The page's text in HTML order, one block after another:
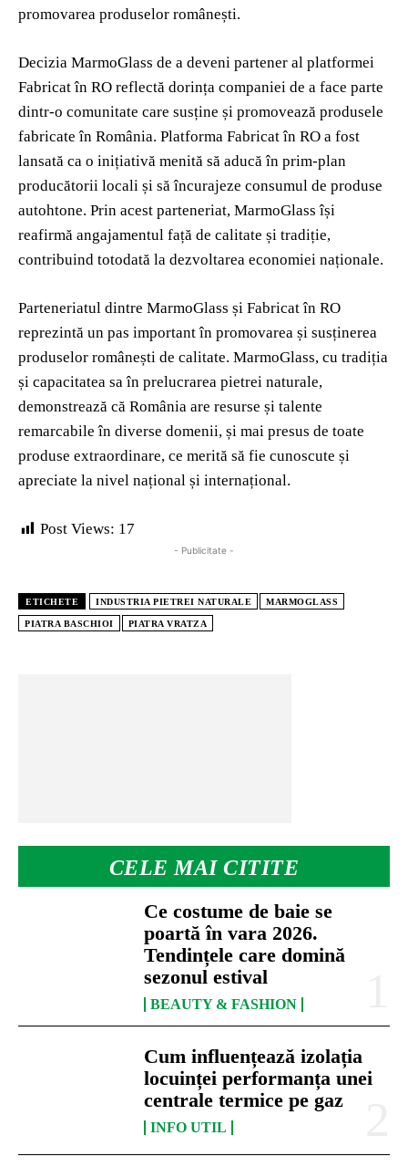
CELE MAI CITITE
Ce costume de baie se
poartă în vara 2026.
Tendințele care domină
sezonul estival
BEAUTY & FASHION
Cum influențează izolația
locuinței performanța unei
centrale termice pe gaz
INFO UTIL
promovarea produselor românești.
Decizia MarmoGlass de a deveni partener al platformei
Fabricat în RO reflectă dorința companiei de a face parte
dintr-o comunitate care susține și promovează produsele
fabricate în România. Platforma Fabricat în RO a fost
lansată ca o inițiativă menită să aducă în prim-plan
producătorii locali și să încurajeze consumul de produse
autohtone. Prin acest parteneriat, MarmoGlass își
reafirmă angajamentul față de calitate și tradiție,
contribuind totodată la dezvoltarea economiei naționale.
Parteneriatul dintre MarmoGlass și Fabricat în RO
reprezintă un pas important în promovarea și susținerea
produselor românești de calitate. MarmoGlass, cu tradiția
și capacitatea sa în prelucrarea pietrei naturale,
demonstrează că România are resurse și talente
remarcabile în diverse domenii, și mai presus de toate
produse extraordinare, ce merită să fie cunoscute și
apreciate la nivel național și internațional.
Post Views: 17
- Publicitate -
ETICHETE INDUSTRIA PIETREI NATURALE MARMOGLASS
PIATRA BASCHIOI PIATRA VRATZA